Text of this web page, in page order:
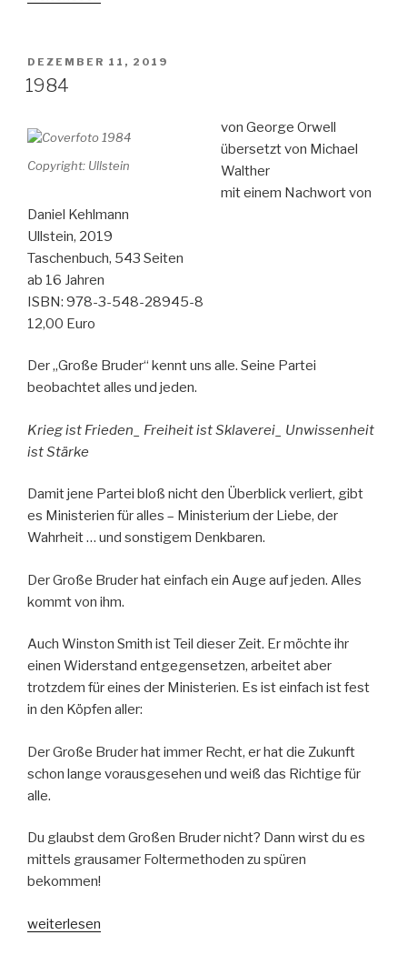
Feuer
und
VERÖFFENTLICHT
AM
DEZEMBER 11, 2019
1984
Copyright: Ullstein
von George Orwell
übersetzt von Michael
Walther
mit einem Nachwort von
Daniel Kehlmann
Ullstein, 2019
Taschenbuch, 543 Seiten
ab 16 Jahren
ISBN: 978-3-548-28945-8
12,00 Euro
Der „Große Bruder“ kennt uns alle. Seine Partei
beobachtet alles und jeden.
Krieg ist Frieden_ Freiheit ist Sklaverei_ Unwissenheit
ist Stärke
Damit jene Partei bloß nicht den Überblick verliert, gibt
es Ministerien für alles – Ministerium der Liebe, der
Wahrheit … und sonstigem Denkbaren.
Der Große Bruder hat einfach ein Auge auf jeden. Alles
kommt von ihm.
Auch Winston Smith ist Teil dieser Zeit. Er möchte ihr
einen Widerstand entgegensetzen, arbeitet aber
trotzdem für eines der Ministerien. Es ist einfach ist fest
in den Köpfen aller:
Der Große Bruder hat immer Recht, er hat die Zukunft
schon lange vorausgesehen und weiß das Richtige für
alle.
Du glaubst dem Großen Bruder nicht? Dann wirst du es
mittels grausamer Foltermethoden zu spüren
bekommen!
„1984“
weiterlesen